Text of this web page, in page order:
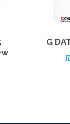
G
המחיר